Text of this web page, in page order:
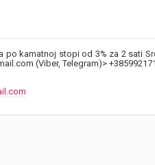
po kamatnoj stopi od 3% za 2 sati
(Viber, Telegram)>